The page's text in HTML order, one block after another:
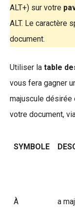
ALT+) sur votre
ALT. Le caractère
document.
Utiliser la table
vous fera gagner
majuscule désirée
votre document,
SYMBOLE
À
a